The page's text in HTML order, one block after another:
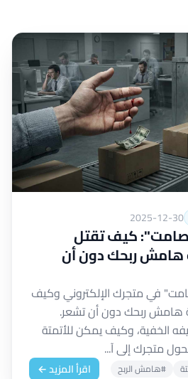
2025-12-30
كيف تقتل
هامش ربحك دون أن
في متجرك الإلكتروني وكيف
هامش ربحك دون أن تشعر.
الخفية، وكيف يمكن للأتمتة
متجرك إلى آ...
#هامش الربح اقرأ المزيد ←